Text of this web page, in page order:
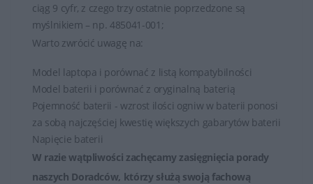
ciąg 9 cyfr, z czego trzy ostatnie poprzedzone są
myślnikiem – np. 485041-001;
Warto zwrócić uwagę na:
Model laptopa i porównać z listą kompatybilności
Model baterii i porównać z oryginalną baterią
Pojemność baterii - wzrost ilości ogniw w baterii ponosi
za sobą najczęściej kwestię większych gabarytów baterii
Napięcie baterii
W razie wątpliwości zachęcamy zasięgnięcia porady
naszych Doradców, którzy służą swoją fachową